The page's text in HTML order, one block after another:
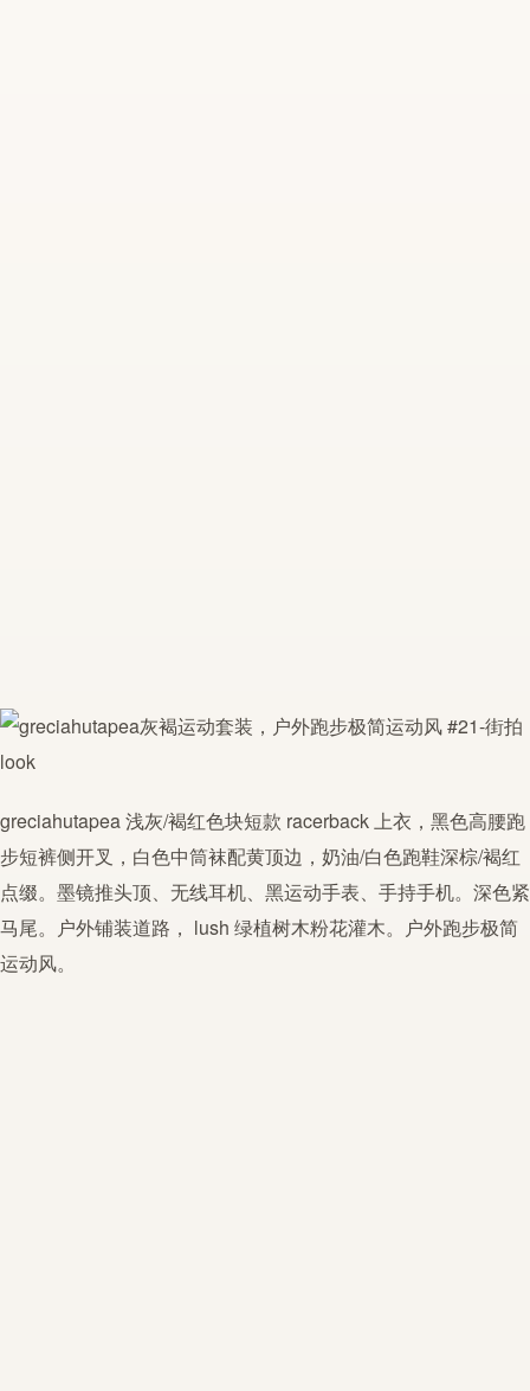
greciahutapea浅灰/褐红色块短款 racerback 上衣，黑色高腰跑
步短裤侧开叉，白色中筒袜配黄顶边，奶油/白色跑鞋深棕/褐红
点缀。墨镜推头顶、无线耳机、黑运动手表、手持手机。深色紧
马尾。户外铺装道路， lush 绿植树木粉花灌木。户外跑步极简
运动风。